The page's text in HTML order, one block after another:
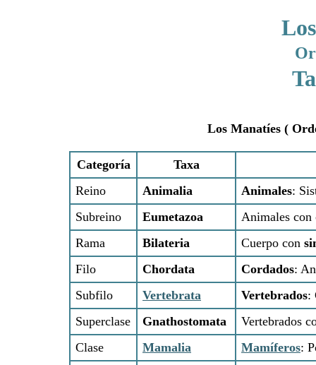
Los Manatíes (
Categoría
Taxa
Reino
Animalia Animales:
Subreino
Eumetazoa
Animales con
Rama
Bilateria Cuerpo con
Filo
Chordata Cordados:
Subfilo
Vertebrata Vertebrados:
Superclase
Gnathostomata
Vertebrados
Clase
Mamalia Mamíferos: